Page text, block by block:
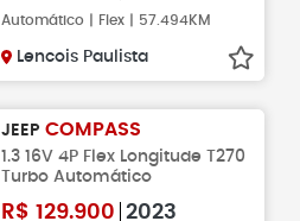
Automático | Flex | 57.494KM
Lencois Paulista
JEEP COMPASS
1.3 16V 4P Flex Longitude T270
Turbo Automático
R$ 129.900 2023